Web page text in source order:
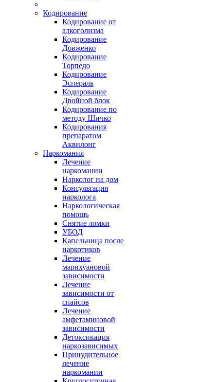
Кодирование
Кодирование от
алкоголизма
Кодирование
Довженко
Кодирование
Торпедо
Кодирование
Эспераль
Кодирование
Двойной блок
Кодирование по
методу Шичко
Кодирования
препаратом
Аквилонг
Наркомания
Лечение
наркомании
Нарколог на дом
Консультация
нарколога
Наркологическая
помощь
Снятие ломки
УБОД
Капельница после
наркотиков
Лечение
марихуановой
зависимости
Лечение
зависимости от
спайсов
Лечение
амфетаминовой
зависимости
Детоксикация
наркозависимых
Принудительное
лечение
наркомании